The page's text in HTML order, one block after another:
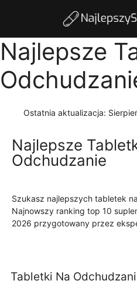
Najlepsze
Ostatnia aktualizacja:
Najlepsze
Odchudzanie
Szukasz najlepszych tabletek
Najnowszy ranking top 10
2026 przygotowany przez
Tabletki Na